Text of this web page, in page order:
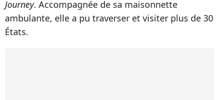
Journey. Accompagnée de sa maisonnette
ambulante, elle a pu traverser et visiter plus de 30
États.